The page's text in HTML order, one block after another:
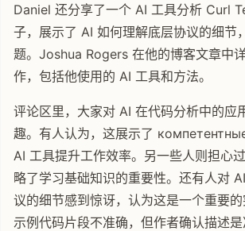
Daniel 还分享了一个 AI 工具分析 Curl
子，展示了 AI 如何理解底层协议的细节
题。Joshua Rogers 在他的博客文章中
作，包括他使用的 AI 工具和方法。
评论区里，大家对 AI 在代码分析中的应
趣。有人认为，这展示了
AI 工具提升工作效率。另一些人则担心
略了学习基础知识的重要性。还有人对
议的细节感到惊讶，认为这是一个重要
示例代码片段不准确，但作者确认描述